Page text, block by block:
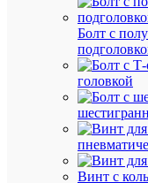
Болт с
головкой
Винт с